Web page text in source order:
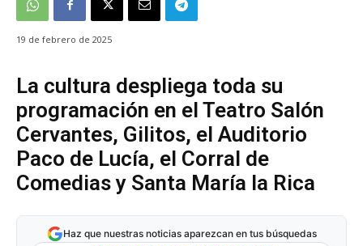
19 de febrero de 2025
La cultura despliega toda su
programación en el Teatro Salón
Cervantes, Gilitos, el Auditorio
Paco de Lucía, el Corral de
Comedias y Santa María la Rica
Haz que nuestras noticias aparezcan en tus búsquedas